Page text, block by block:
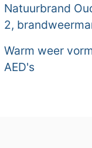
Natuurbrand
2,
Warm weer
AED's